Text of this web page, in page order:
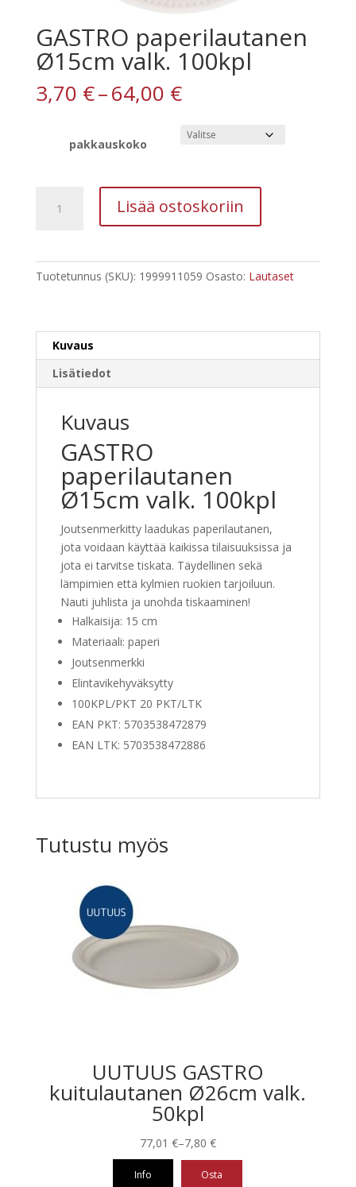
GASTRO paperilautanen
Ø15cm valk. 100kpl
3,70 €–64,00 €Hintaluokka:
3,70 €
-
64,00 €
pakkauskoko
paperilautanen
Lisää ostoskoriin
Tuotetunnus (SKU): 1999911059 Osasto: Lautaset
Kuvaus
Lisätiedot
Kuvaus
GASTRO
paperilautanen
Ø15cm valk. 100kpl
Joutsenmerkitty laadukas paperilautanen,
jota voidaan käyttää kaikissa tilaisuuksissa ja
jota ei tarvitse tiskata. Täydellinen sekä
lämpimien että kylmien ruokien tarjoiluun.
Nauti juhlista ja unohda tiskaaminen!
Halkaisija: 15 cm
Materiaali: paperi
Joutsenmerkki
Elintavikehyväksytty
100KPL/PKT 20 PKT/LTK
EAN PKT: 5703538472879
EAN LTK: 5703538472886
Tutustu myös
UUTUUS GASTRO
kuitulautanen Ø26cm valk.
50kpl
7,80 €
–
77,01 €Hintaluokka:
7,80 €
Info Osta